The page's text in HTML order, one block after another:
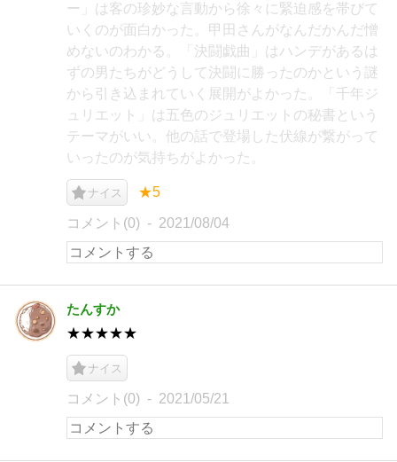
ー」は客の珍妙な言動から徐々に緊迫感を帯びて
いくのが面白かった。甲田さんがなんだかんだ憎
めないのわかる。「決闘戯曲」はハンデがあるは
ずの男たちがどうして決闘に勝ったのかという謎
から引き込まれていく展開がよかった。「千年ジ
ュリエット」は五色のジュリエットの秘書という
テーマがいい。他の話で登場した伏線が繋がって
いったのが気持ちがよかった。
ナイス ★5
コメント(0) 2021/08/04
たんすか
★★★★★
ナイス
コメント(0) 2021/05/21